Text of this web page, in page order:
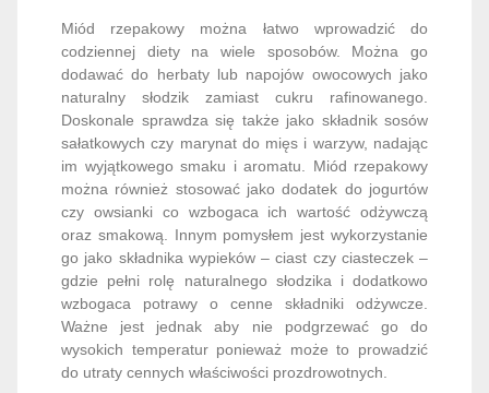
Miód rzepakowy można łatwo wprowadzić do
codziennej diety na wiele sposobów. Można go
dodawać do herbaty lub napojów owocowych jako
naturalny słodzik zamiast cukru rafinowanego.
Doskonale sprawdza się także jako składnik sosów
sałatkowych czy marynat do mięs i warzyw, nadając
im wyjątkowego smaku i aromatu. Miód rzepakowy
można również stosować jako dodatek do jogurtów
czy owsianki co wzbogaca ich wartość odżywczą
oraz smakową. Innym pomysłem jest wykorzystanie
go jako składnika wypieków – ciast czy ciasteczek –
gdzie pełni rolę naturalnego słodzika i dodatkowo
wzbogaca potrawy o cenne składniki odżywcze.
Ważne jest jednak aby nie podgrzewać go do
wysokich temperatur ponieważ może to prowadzić
do utraty cennych właściwości prozdrowotnych.